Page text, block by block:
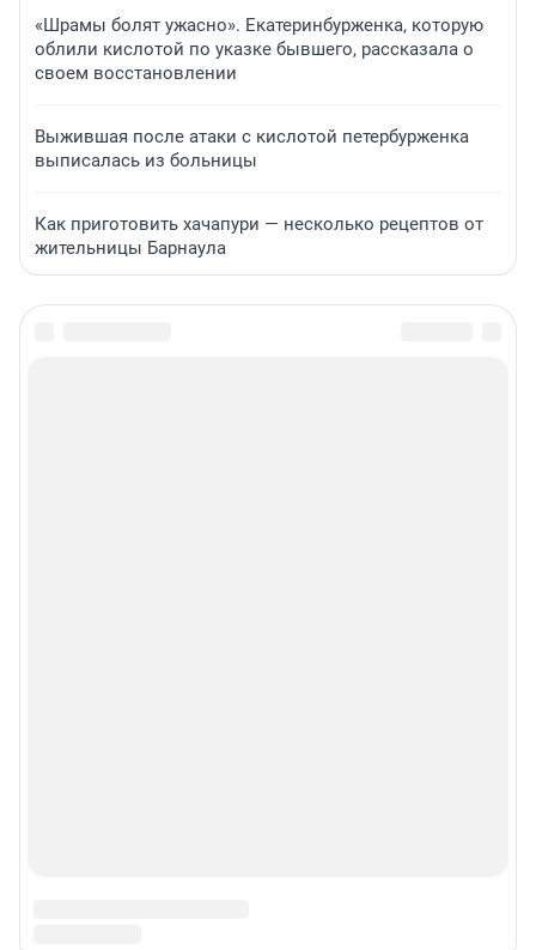
«Шрамы болят ужасно». Екатеринбурженка, которую
облили кислотой по указке бывшего, рассказала о
своем восстановлении
Выжившая после атаки с кислотой петербурженка
выписалась из больницы
Как приготовить хачапури — несколько рецептов от
жительницы Барнаула